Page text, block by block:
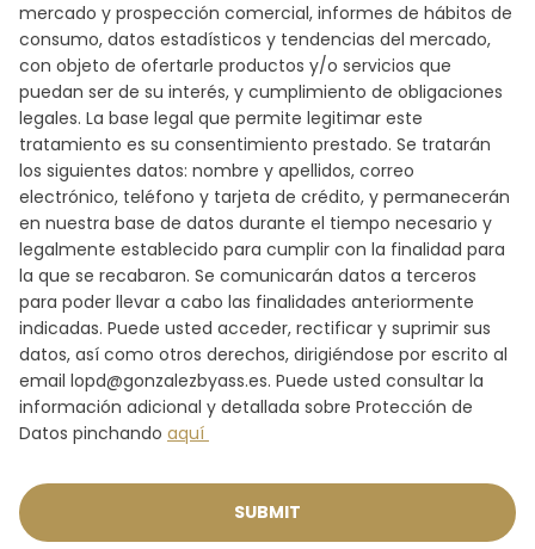
mercado y prospección comercial, informes de hábitos de
consumo, datos estadísticos y tendencias del mercado,
con objeto de ofertarle productos y/o servicios que
puedan ser de su interés, y cumplimiento de obligaciones
legales. La base legal que permite legitimar este
tratamiento es su consentimiento prestado. Se tratarán
los siguientes datos: nombre y apellidos, correo
electrónico, teléfono y tarjeta de crédito, y permanecerán
en nuestra base de datos durante el tiempo necesario y
legalmente establecido para cumplir con la finalidad para
la que se recabaron. Se comunicarán datos a terceros
para poder llevar a cabo las finalidades anteriormente
indicadas. Puede usted acceder, rectificar y suprimir sus
datos, así como otros derechos, dirigiéndose por escrito al
email lopd@gonzalezbyass.es. Puede usted consultar la
información adicional y detallada sobre Protección de
Datos pinchando aquí
SUBMIT